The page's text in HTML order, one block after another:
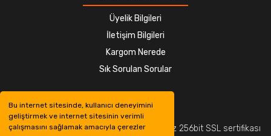
Bu internet sitesinde, kullanıcı deneyimini
geliştirmek ve internet sitesinin verimli
çalışmasını sağlamak amacıyla çerezler
Üyelik Bilgileri
İletişim Bilgileri
Kargom Nerede
Sık Sorulan Sorular
© Tüm hakları saklıdır. Kredi kartı bilgileriniz 256bit SSL sertifikası